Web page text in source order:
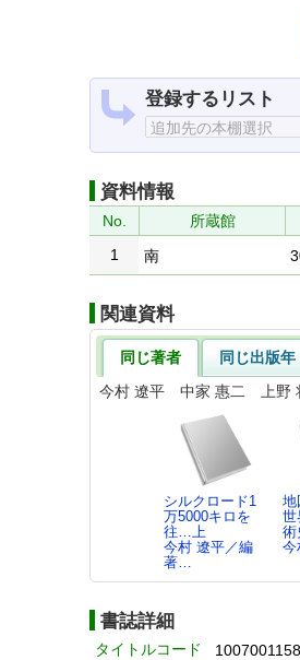
登録するリスト
資料情報
No. 所蔵館
1
南
関連資料
同じ著者 同じ出版年
今村 遼平 中家 惠二 上野
シルクロード1
万5000キロを
往…上
今村 遼平／編
著…
地
世
今
書誌詳細
タイトルコード